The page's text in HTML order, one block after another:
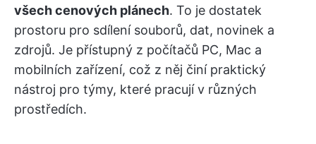
všech cenových plánech. To je dostatek
prostoru pro sdílení souborů, dat, novinek a
zdrojů. Je přístupný z počítačů PC, Mac a
mobilních zařízení, což z něj činí praktický
nástroj pro týmy, které pracují v různých
prostředích.